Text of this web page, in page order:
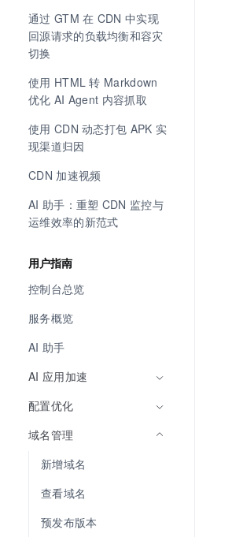
通过 GTM 在 CDN 中实现
回源请求的负载均衡和容灾
切换
使用 HTML 转 Markdown
优化 AI Agent 内容抓取
使用 CDN 动态打包 APK 实
现渠道归因
CDN 加速视频
AI 助手：重塑 CDN 监控与
运维效率的新范式
用户指南
控制台总览
服务概览
AI 助手
AI 应用加速
配置优化
域名管理
新增域名
查看域名
预发布版本